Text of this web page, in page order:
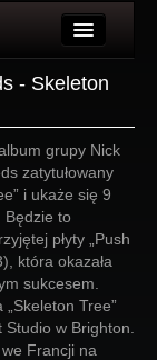
- Skeleton
grupy Nick
zatytułowany
i ukaże się 9
Będzie to
płyty „Push
która okazała
sukcesem.
Tree”
w Brighton.
Francji na